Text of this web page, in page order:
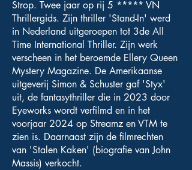
Strop. Twee jaar op rij 5 ***** VN
Thrillergids. Zijn thriller 'Stand-In' werd
in Nederland uitgeroepen tot 3de All
Time International Thriller. Zijn werk
verscheen in het beroemde Ellery Queen
Mystery Magazine. De Amerikaanse
uitgeverij Simon & Schuster gaf 'Styx'
uit, de fantasythriller die in 2023 door
Eyeworks wordt verfilmd en in het
voorjaar 2024 op Streamz en VTM te
zien is. Daarnaast zijn de filmrechten
van 'Stalen Kaken' (biografie van John
Massis) verkocht.